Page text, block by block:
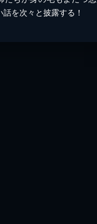
話を次々と披露する！